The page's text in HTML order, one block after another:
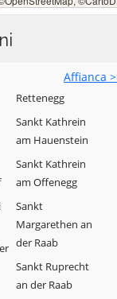
Affianca
Rettenegg
Sankt Kathrein
am Hauenstein
Sankt Kathrein
am Offenegg
Sankt
Margarethen an
der Raab
Sankt Ruprecht
an der Raab